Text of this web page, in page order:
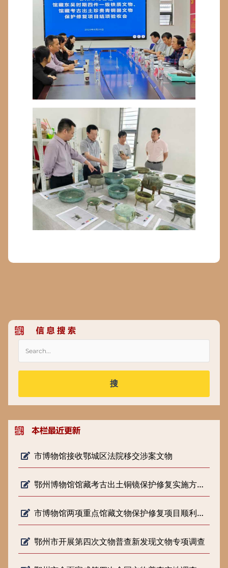
搜
市博物馆接收鄂城区法院移交涉案文物
鄂州博物馆馆藏考古出土铜镜保护修复实施方案专家论证会顺利召开
市博物馆两项重点馆藏文物保护修复项目顺利通过省文旅厅结项验收
鄂州市开展第四次文物普查新发现文物专项调查